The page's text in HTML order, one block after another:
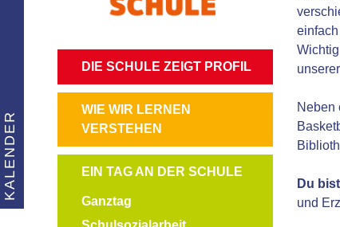
KALENDER
Neben
Du
und
NAVIGATION
ÜBERSPRINGEN
DIE SCHULE ZEIGT PROFIL
NAVIGATION
ÜBERSPRINGEN
WIE WIR LERNEN
VERSTEHEN
NAVIGATION
EIN TAG AN DER SCHULE
Ganztag